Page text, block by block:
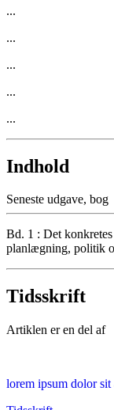
...
...
...
...
...
Indhold
Seneste udgave, bog
Bd. 1 : Det
planlægning, politik
Tidsskrift
Artiklen er en del af
lorem ipsum dolor sit